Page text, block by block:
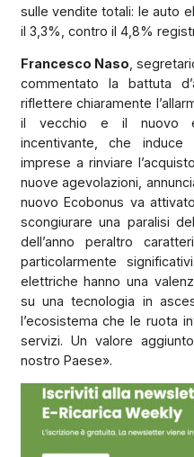
sulle vendite totali: le auto
il 3,3%, contro il 4,8%
Francesco Naso ,
commentato la battuta
riflettere chiaramente
il vecchio e il nuovo e
incentivante, che induce
imprese a rinviare
nuove agevolazioni,
nuovo Ecobonus va
scongiurare una paralisi
dell’anno peraltro
particolarmente
elettriche hanno una
su una tecnologia in
l’ecosistema che le ruota
servizi. Un valore
nostro Paese».